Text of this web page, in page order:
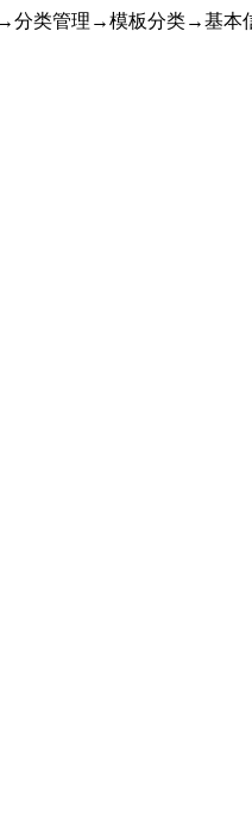
分类管理→模板分类→基本